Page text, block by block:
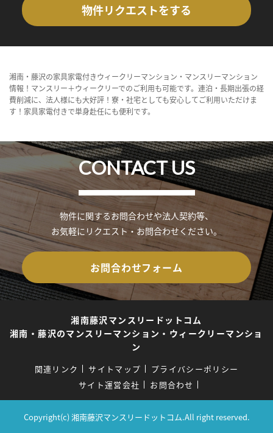
物件リクエストをする
湘南・藤沢の家具家電付きウィークリーマンション・マンスリーマンション
情報！マンスリー＋ウィークリーでのご利用も可能です。連泊・長期出張の経
費削減に、法人様にも大好評！寮・社宅としても安心してご利用いただけま
す！家具家電付きで単身赴任にも便利です。
CONTACT US
物件に関するお問合わせや法人契約等、
お気軽にリクエスト・お問合わせください。
お問合わせフォーム
湘南藤沢マンスリードットコム
湘南・藤沢のマンスリーマンション・ウィークリーマンショ
ン
関連リンク サイトマップ
プライバシーポリシー
サイト運営会社
お問合わせ
Copyright(c) 湘南藤沢マンスリードットコム.All right reserved.